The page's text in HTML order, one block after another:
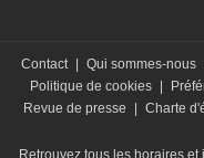
Contact Qui sommes-nous
Politique de cookies
Revue de presse
Charte
Retrouvez tous les horaires